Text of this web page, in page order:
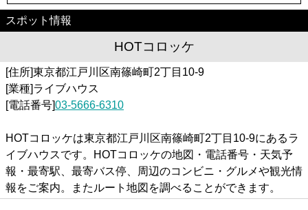
スポット情報
HOTコロッケ
[住所]東京都江戸川区南篠崎町2丁目10-9
[業種]ライブハウス
[電話番号]03-5666-6310
HOTコロッケは東京都江戸川区南篠崎町2丁目10-9にあるラ
イブハウスです。HOTコロッケの地図・電話番号・天気予
報・最寄駅、最寄バス停、周辺のコンビニ・グルメや観光情
報をご案内。またルート地図を調べることができます。